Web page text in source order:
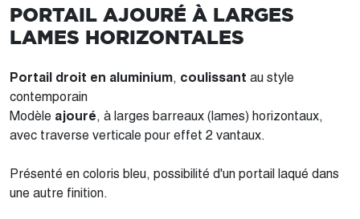
PORTAIL AJOURÉ À LARGES
LAMES HORIZONTALES
Portail droit en aluminium, coulissant au style
contemporain
Modèle ajouré, à larges barreaux (lames) horizontaux,
avec traverse verticale pour effet 2 vantaux.
Présenté en coloris bleu, possibilité d'un portail laqué dans
une autre finition.